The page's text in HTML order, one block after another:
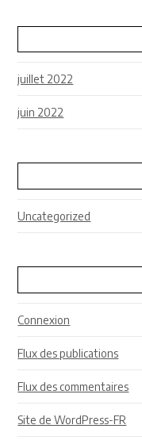
juillet 2022
juin 2022
Uncategorized
Connexion
Flux des publications
Flux des commentaires
Site de WordPress-FR